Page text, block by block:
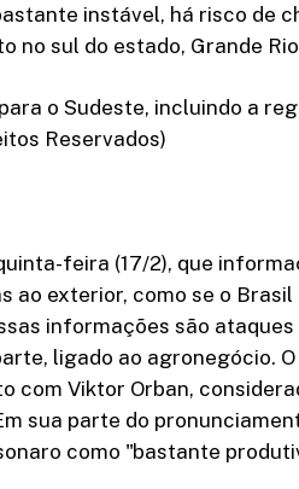
instável, há risco de
no sul do estado, Grande
o Sudeste, incluindo a
Reservados)
feira (17/2), que
ao exterior, como se o Brasil
informações são ataques
ligado ao agronegócio.
com Viktor Orban,
sua parte do
como "bastante